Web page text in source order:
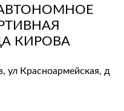
КИРОВА
ул Красноармейская, д